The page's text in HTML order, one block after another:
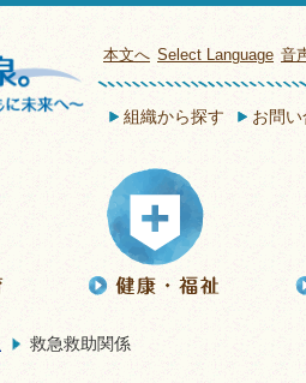
本文へ Select Language 音
組織から探す お問
救急救助関係